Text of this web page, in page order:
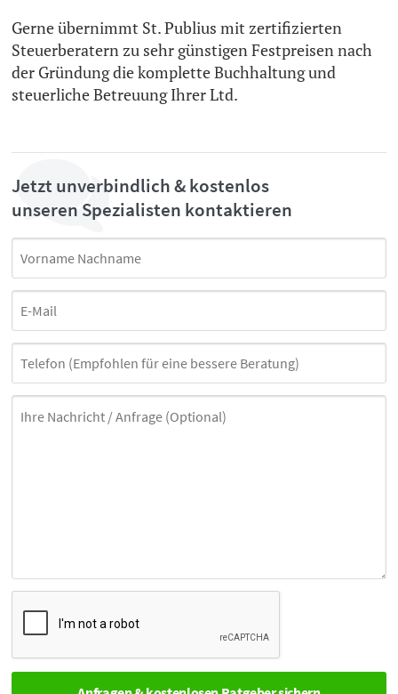
Gerne übernimmt St. Publius mit zertifizierten
Steuerberatern zu sehr günstigen Festpreisen nach
der Gründung die komplette Buchhaltung und
steuerliche Betreuung Ihrer Ltd.
Jetzt unverbindlich & kostenlos
unseren Spezialisten kontaktieren